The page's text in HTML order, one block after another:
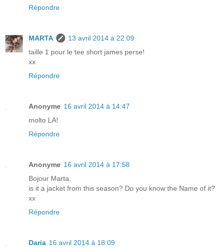
Répondre
MARTA
13 avril 2014 à 22:09
taille 1 pour le tee short james perse!
xx
Répondre
Anonyme 16 avril 2014 à 14:47
molto LA!
Répondre
Anonyme 16 avril 2014 à 17:58
Bojour Marta,
is it a jacket from this season? Do you know the Name of it?
xx
Répondre
Daria 16 avril 2014 à 18:09